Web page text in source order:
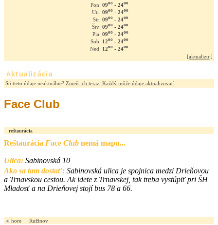
Pon: 09oo- 24oo
Utr: 09oo- 24oo
Str: 09oo- 24oo
Štv: 09oo- 24oo
Pia: 09oo- 24oo
Sob: 12oo- 24oo
Ned: 12oo- 24oo
[aktualizuj]
Aktualizácia
Sú tieto údaje neaktuálne? Zmeň ich teraz. Každý môže údaje aktualizovať.
Face Club
reštaurácia
Reštaurácia Face Club nemá mapu...
Ulica: Sabinovská 10
Ako sa tam dostať: Sabinovská ulica je spojnica medzi Drieňovou
a Trnavskou cestou. Ak idete z Trnavskej, tak treba vystúpiť pri ŠH
Mladosť a na Drieňovej stojí bus 78 a 66.
hore Ružinov